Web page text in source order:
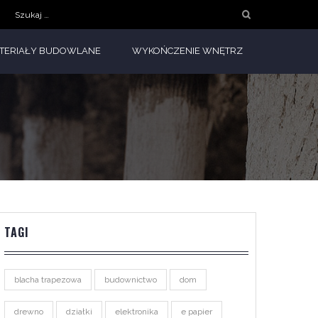
Szukaj:
BUDOWLANE WYKOŃCZENIE WNĘTRZ
TAGI
blacha trapezowa budownictwo dom
drewno działki elektronika e papier